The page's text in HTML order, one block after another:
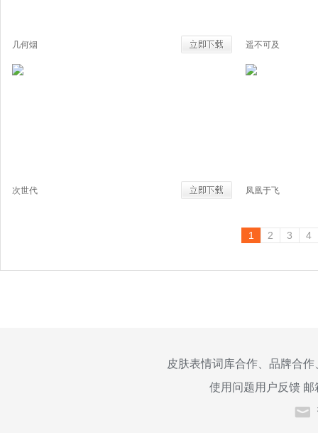
几何烟 遥不可及
次世代 凤凰于飞
1 2 3 4
皮肤表情词库合作、品牌合
使用问题用户反馈 邮